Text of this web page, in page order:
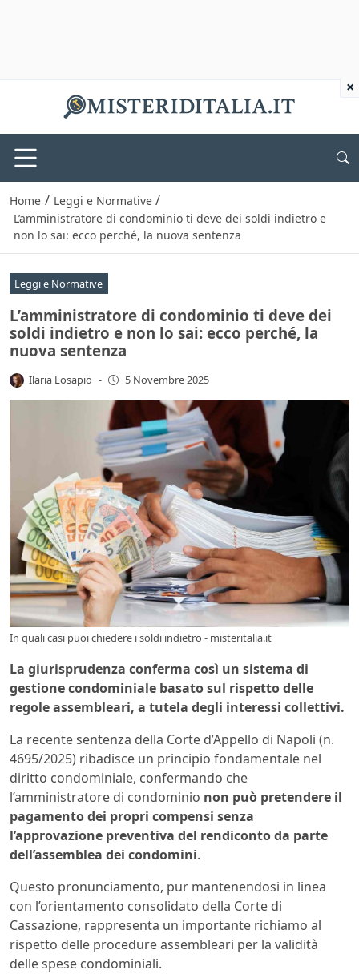
Home / Leggi e Normative /
L’amministratore di condominio ti deve dei soldi indietro e
non lo sai: ecco perché, la nuova sentenza
Leggi e Normative
L’amministratore di condominio ti deve dei
soldi indietro e non lo sai: ecco perché, la
nuova sentenza
Ilaria Losapio - 5 Novembre 2025
In quali casi puoi chiedere i soldi indietro - misteritalia.it
La giurisprudenza conferma così un sistema di
gestione condominiale basato sul rispetto delle
regole assembleari, a tutela degli interessi collettivi.
La recente sentenza della Corte d’Appello di Napoli (n.
4695/2025) ribadisce un principio fondamentale nel
diritto condominiale, confermando che
l’amministratore di condominio non può pretendere il
pagamento dei propri compensi senza
l’approvazione preventiva del rendiconto da parte
dell’assemblea dei condomini.
Questo pronunciamento, pur mantenendosi in linea
con l’orientamento consolidato della Corte di
Cassazione, rappresenta un importante richiamo al
rispetto delle procedure assembleari per la validità
delle spese condominiali.
×